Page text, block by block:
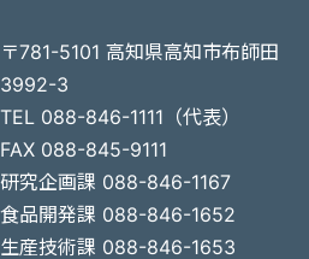
〒781-5101 高知県高知市布師田
3992-3
TEL 088-846-1111（代表）
FAX 088-845-9111
研究企画課 088-846-1167
食品開発課 088-846-1652
生産技術課 088-846-1653